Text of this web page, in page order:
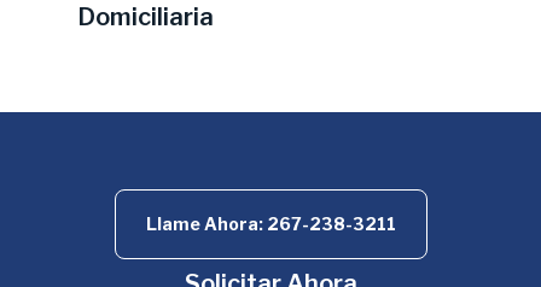
Domiciliaria
Llame Ahora: 267-238-3211